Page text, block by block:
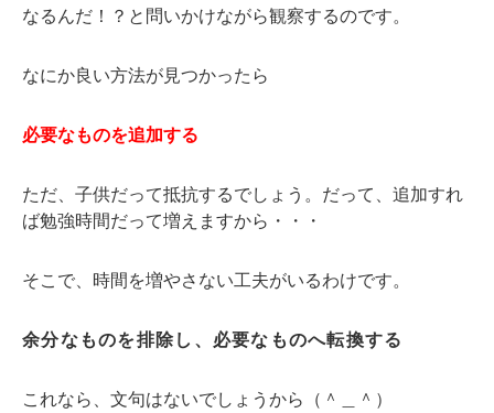
なるんだ！？と問いかけながら観察するのです。
なにか良い方法が見つかったら
必要なものを追加する
ただ、子供だって抵抗するでしょう。だって、追加すれ
ば勉強時間だって増えますから・・・
そこで、時間を増やさない工夫がいるわけです。
余分なものを排除し、必要なものへ転換する
これなら、文句はないでしょうから（＾＿＾）